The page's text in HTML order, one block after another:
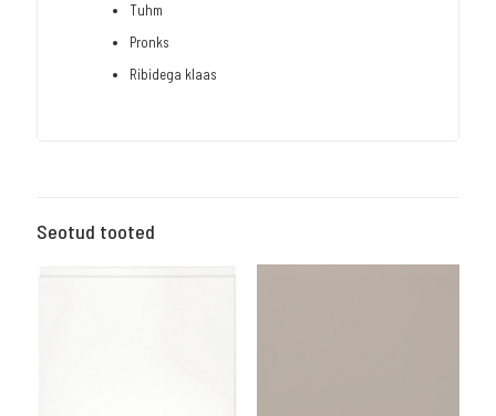
Tuhm
Pronks
Ribidega klaas
Seotud tooted